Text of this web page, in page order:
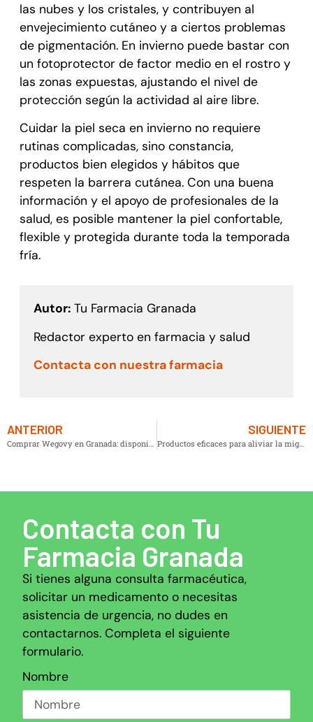
las nubes y los cristales, y contribuyen al
envejecimiento cutáneo y a ciertos problemas
de pigmentación. En invierno puede bastar con
un fotoprotector de factor medio en el rostro y
las zonas expuestas, ajustando el nivel de
protección según la actividad al aire libre.
Cuidar la piel seca en invierno no requiere
rutinas complicadas, sino constancia,
productos bien elegidos y hábitos que
respeten la barrera cutánea. Con una buena
información y el apoyo de profesionales de la
salud, es posible mantener la piel confortable,
flexible y protegida durante toda la temporada
fría.
Autor:Tu Farmacia Granada
Redactor experto en farmacia y salud
Contacta con nuestra farmacia
ANTERIOR
Comprar Wegovy en Granada: disponibilidad, precio y alternativas seguras
SIGUIENTE
Productos eficaces para aliviar la migraña
Contacta con Tu
Farmacia Granada
Si tienes alguna consulta farmacéutica,
solicitar un medicamento o necesitas
asistencia de urgencia, no dudes en
contactarnos. Completa el siguiente
formulario.
Nombre